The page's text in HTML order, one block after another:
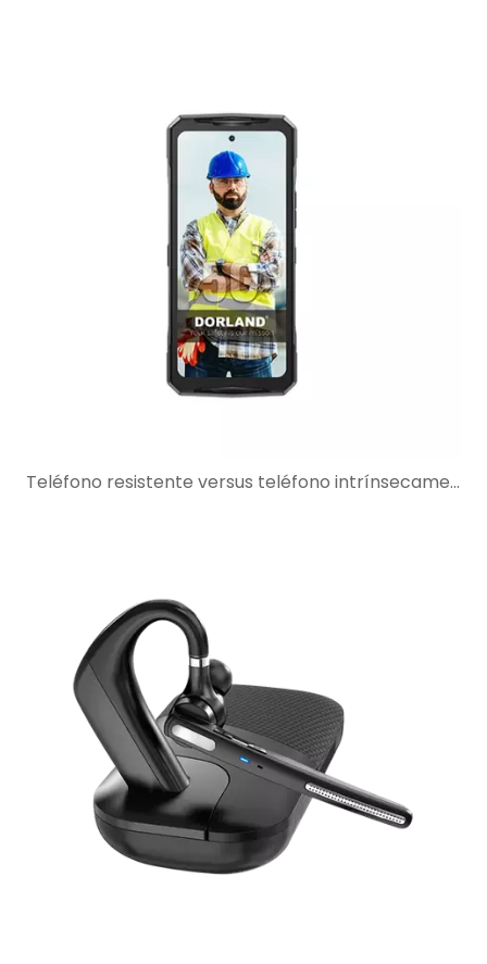
Teléfono resistente versus teléfono intrínsecamente seguro: por qué la protección resistente no es suficiente